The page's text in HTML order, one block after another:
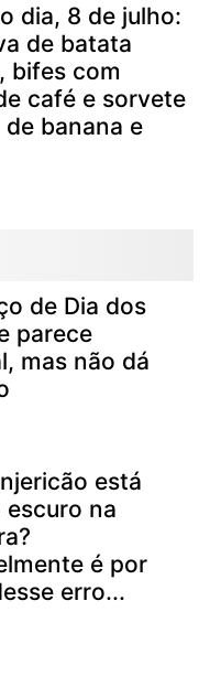
dia, 8 de julho:
de batata
bifes com
café e sorvete
banana e
de Dia dos
parece
mas não dá
está
na
é por
erro...